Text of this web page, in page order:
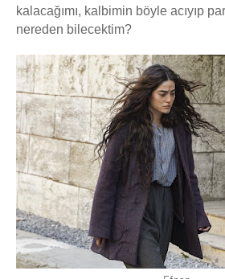
kalacağımı, kalbimin böyle acıyıp
nereden bilecektim?